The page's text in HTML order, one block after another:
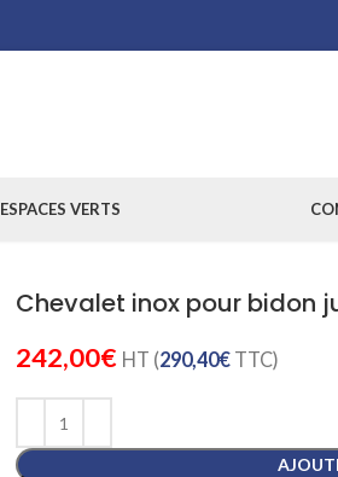
ESPACES VERTS
Chevalet inox pour bidon
242,00€ HT (290,40€TTC)